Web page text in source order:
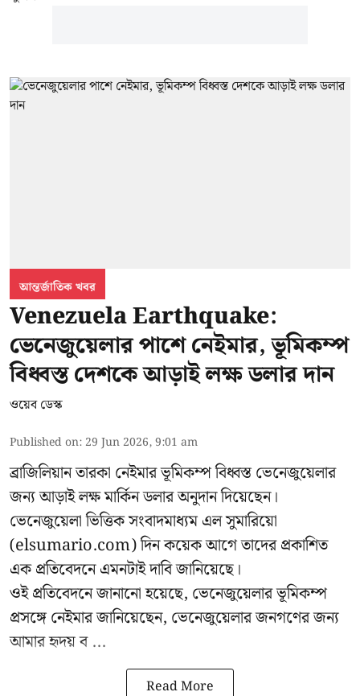
আন্তর্জাতিক খবর
Venezuela Earthquake:
ভেনেজুয়েলার পাশে নেইমার, ভূমিকম্প
বিধ্বস্ত দেশকে আড়াই লক্ষ ডলার দান
ওয়েব ডেস্ক
Published on: 29 Jun 2026, 9:01 am
ব্রাজিলিয়ান তারকা নেইমার ভূমিকম্প বিধ্বস্ত ভেনেজুয়েলার
জন্য আড়াই লক্ষ মার্কিন ডলার অনুদান দিয়েছেন।
ভেনেজুয়েলা ভিত্তিক সংবাদমাধ্যম এল সুমারিয়ো
(elsumario.com) দিন কয়েক আগে তাদের প্রকাশিত
এক প্রতিবেদনে এমনটাই দাবি জানিয়েছে।
ওই প্রতিবেদনে জানানো হয়েছে, ভেনেজুয়েলার ভূমিকম্প
প্রসঙ্গেনেইমারজানিয়েছেন, ভেনেজুয়েলার জনগণের জন্য
আমার হৃদয় ব ...
Read More